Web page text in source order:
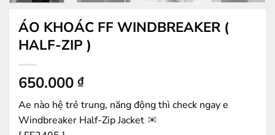
ÁO KHOÁC FF WINDBREAKER (
HALF-ZIP )
650.000 ₫
Ae nào hệ trẻ trung, năng động thì check ngay e
Windbreaker Half-Zip Jacket